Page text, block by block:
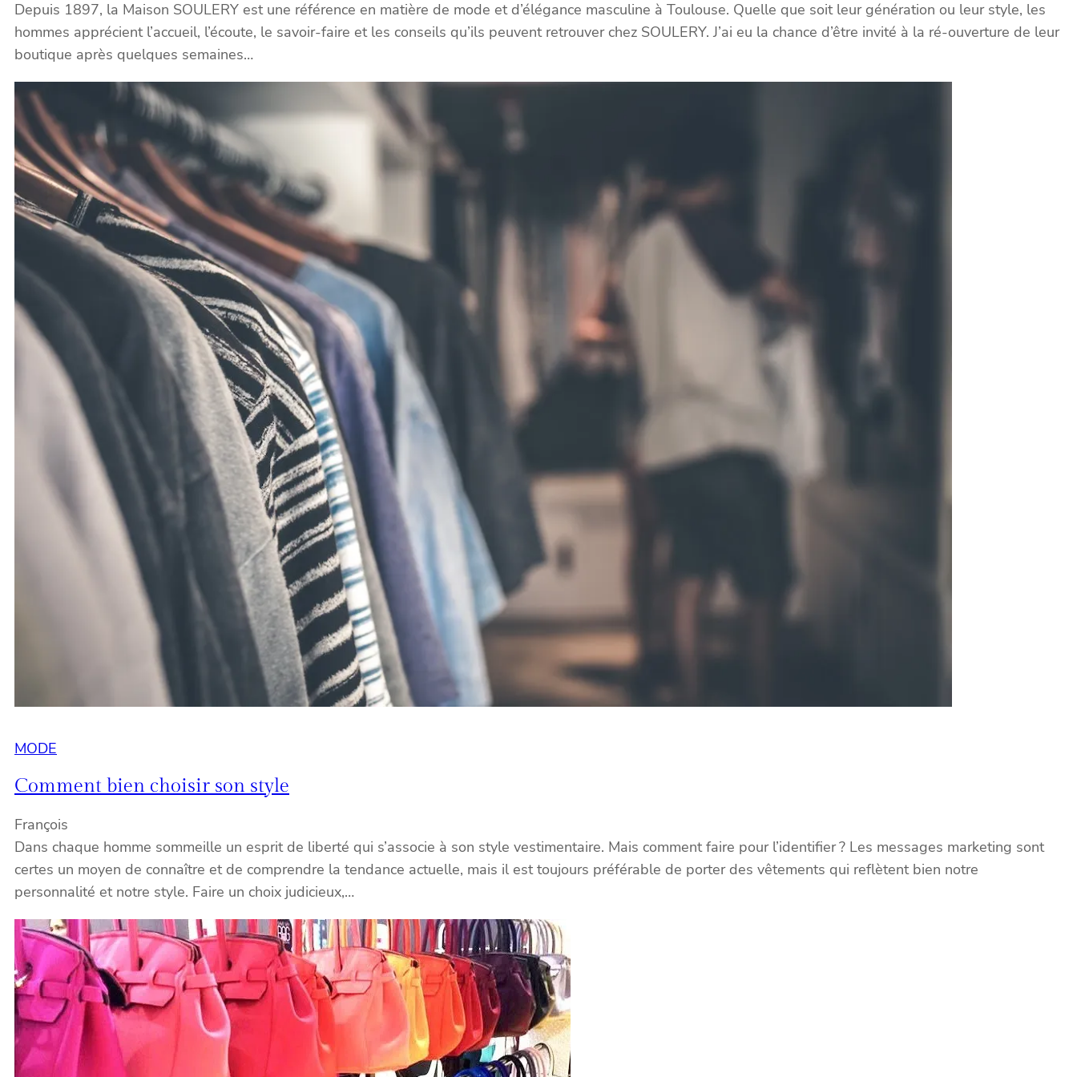
Depuis 1897, la Maison SOULERY est une référence en matière de mode et d’élégance masculine à Toulouse. Quelle que soit leur génération ou leur style, les
hommes apprécient l’accueil, l’écoute, le savoir-faire et les conseils qu’ils peuvent retrouver chez SOULERY. J’ai eu la chance d’être invité à la ré-ouverture de leur
boutique après quelques semaines…
MODE
Comment bien choisir son style
François
Dans chaque homme sommeille un esprit de liberté qui s’associe à son style vestimentaire. Mais comment faire pour l’identifier ? Les messages marketing sont
certes un moyen de connaître et de comprendre la tendance actuelle, mais il est toujours préférable de porter des vêtements qui reflètent bien notre
personnalité et notre style. Faire un choix judicieux,…